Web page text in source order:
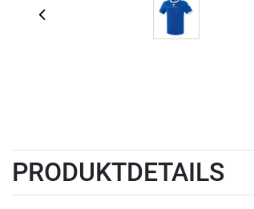
PRODUKTDETAILS